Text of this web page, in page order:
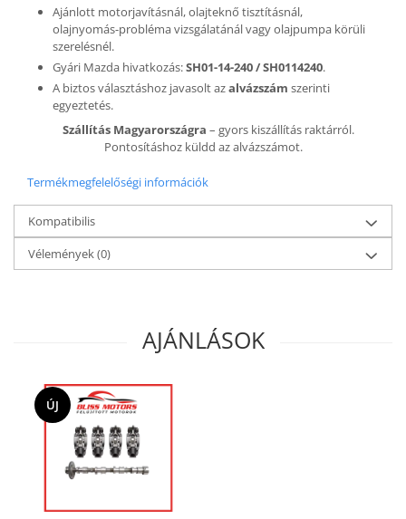
Ajánlott motorjavításnál, olajteknő tisztításnál,
olajnyomás-probléma vizsgálatánál vagy olajpumpa körüli
szerelésnél.
Gyári Mazda hivatkozás:SH01-14-240 / SH0114240.
A biztos választáshoz javasolt azalvázszám szerinti
egyeztetés.
Szállítás Magyarországra – gyors kiszállítás raktárról.
Pontosításhoz küldd az alvázszámot.
Termékmegfelelőségi információk
Kompatibilis
Vélemények(0)
AJÁNLÁSOK
ÚJ